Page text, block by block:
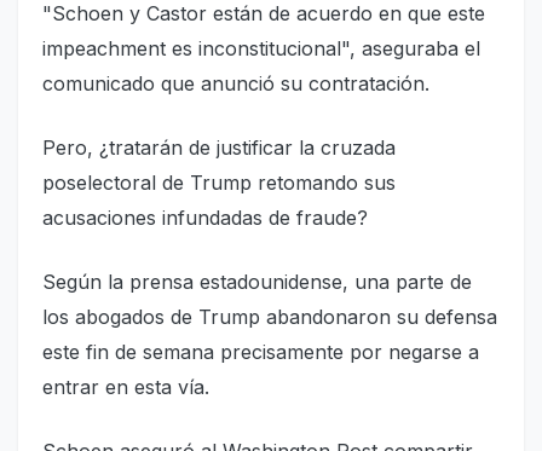
"Schoen y Castor están de acuerdo en que este
impeachment es inconstitucional", aseguraba el
comunicado que anunció su contratación.
Pero, ¿tratarán de justificar la cruzada
poselectoral de Trump retomando sus
acusaciones infundadas de fraude?
Según la prensa estadounidense, una parte de
los abogados de Trump abandonaron su defensa
este fin de semana precisamente por negarse a
entrar en esta vía.